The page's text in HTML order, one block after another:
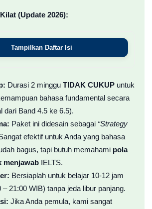
(Update 2026):
Tampilkan Daftar Isi
Durasi 2 minggu TIDAK CUKUP untuk
bahasa fundamental secara
dari Band 4.5 ke 6.5).
Paket ini didesain sebagai “Strategy
efektif untuk Anda yang bahasa
bagus, tapi butuh memahami pola
menjawab IELTS.
Bersiaplah untuk belajar 10-12 jam
– 21:00 WIB) tanpa jeda libur panjang.
Jika Anda pemula, kami sangat